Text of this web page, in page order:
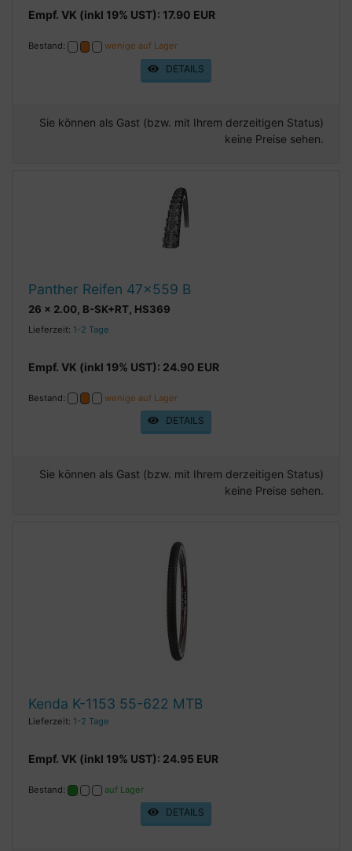
Empf. VK (inkl 19% UST): 17.90 EUR
Bestand: wenige auf Lager
DETAILS
Sie können als Gast (bzw. mit Ihrem derzeitigen Status)
keine Preise sehen.
Panther Reifen 47x559 B
26 x 2.00, B-SK+RT, HS369
Lieferzeit: 1-2 Tage
Empf. VK (inkl 19% UST): 24.90 EUR
Bestand: wenige auf Lager
DETAILS
Sie können als Gast (bzw. mit Ihrem derzeitigen Status)
keine Preise sehen.
Kenda K-1153 55-622 MTB
Lieferzeit: 1-2 Tage
Empf. VK (inkl 19% UST): 24.95 EUR
Bestand: auf Lager
DETAILS